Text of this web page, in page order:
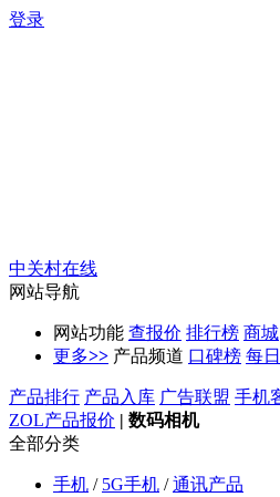
登录
中关村在线
网站导航
网站功能 查报价 排行榜 商城
更多>> 产品频道 口碑榜 每
产品排行 产品入库 广告联盟 手机
ZOL产品报价 | 数码相机
全部分类
手机 / 5G手机 /通讯产品